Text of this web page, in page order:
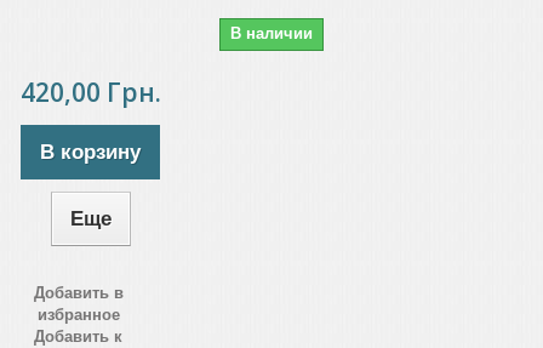
В наличии
420,00 Грн.
В корзину
Еще
Добавить в
избранное
Добавить к